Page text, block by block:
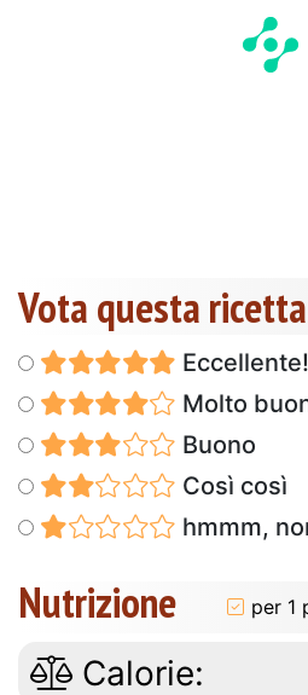
Vota questa ricetta
Molto
Buono
Così così
hmmm,
Nutrizione per 1
Calorie: